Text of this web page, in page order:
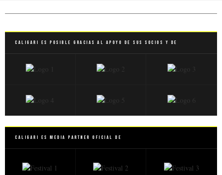
Caligari es posible gracias al apoyo de sus socios y de
Caligari es Media Partner Oficial de